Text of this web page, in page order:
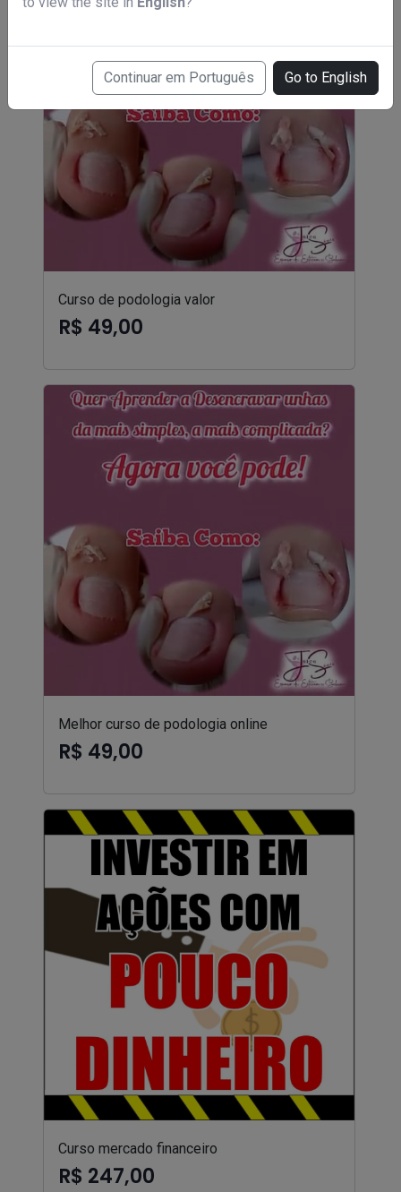
Continuar em Português Go to English
Curso de podologia valor
R$ 49,00
Melhor curso de podologia online
R$ 49,00
Curso mercado financeiro
R$ 247,00